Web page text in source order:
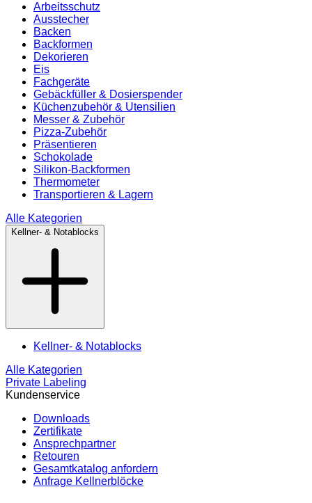
Arbeitsschutz
Ausstecher
Backen
Backformen
Dekorieren
Eis
Fachgeräte
Gebäckfüller & Dosierspender
Küchenzubehör & Utensilien
Messer & Zubehör
Pizza-Zubehör
Präsentieren
Schokolade
Silikon-Backformen
Thermometer
Transportieren & Lagern
Alle Kategorien
Kellner- & Notablocks
Kellner- & Notablocks
Alle Kategorien
Private Labeling
Kundenservice
Downloads
Zertifikate
Ansprechpartner
Retouren
Gesamtkatalog anfordern
Anfrage Kellnerblöcke